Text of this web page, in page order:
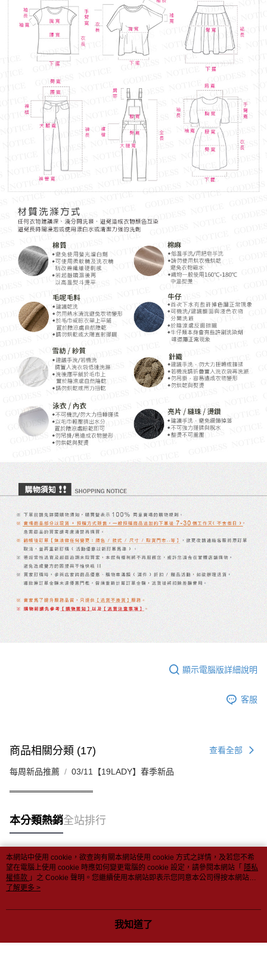
顯示電腦版詳細說明
客服
商品相關分類 (17) 查看全部
每周新品推薦 03/11【19LADY】春季新品
══════════════
本分類熱銷全站排行
熱門標籤
本網站中使用 cookie，欲查詢有關本網站使用 cookie 方式之詳情，及若您不希
望在電腦上使用 cookie 時應如何變更電腦的 cookie 設定，請參閱本網站「 隱私
權條款 」之 Cookie 聲明。您繼續使用本網站即表示您同意本公司得按本網站使
用條款之 Cookie 聲明使用 cookie。
了解更多 >
我知道了